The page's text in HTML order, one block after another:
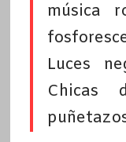
música
Luces
Chicas